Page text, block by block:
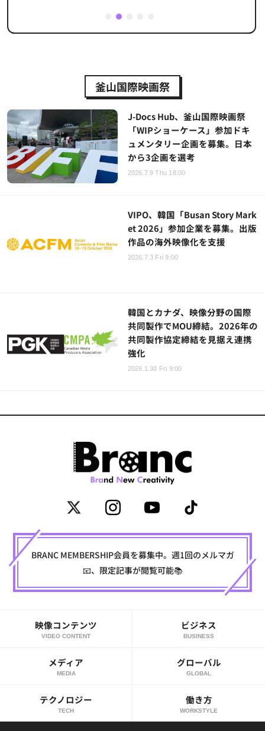
2
釜山国際映画祭
J-Docs Hub、釜山国際映画祭
「WIPショーケース」参加ドキ
ュメンタリー企画を募集。日本
から3企画を選考
2026.7.9 Thu 18:00
VIPO、韓国「Busan Story Mark
et 2026」参加企業を募集。出版
作品の海外映像化を支援
2026.7.3 Fri 9:00
韓国とカナダ、映像分野の国際
共同製作でMOU締結。2026年の
共同製作協定締結を見据え連携
強化
2026.1.30 Fri 9:00
BRANC MEMBERSHIP会員を募集中。週1回のメルマガ
📧、限定記事が閲覧可能📚
映像コンテンツ
VIDEO CONTENT
ビジネス
BUSINESS
メディア
MEDIA
グローバル
GLOBAL
テクノロジー
TECH
働き方
WORKSTYLE